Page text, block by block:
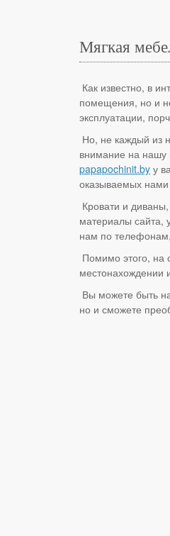
Мягкая
Как известно, в
помещения, но и
эксплуатации,
Но, не каждый из
внимание на нашу
papapochinit.by у
оказываемых
Кровати и
материалы сайта,
нам по телефонам,
Помимо этого, на
местонахождении
Вы можете быть
но и сможете